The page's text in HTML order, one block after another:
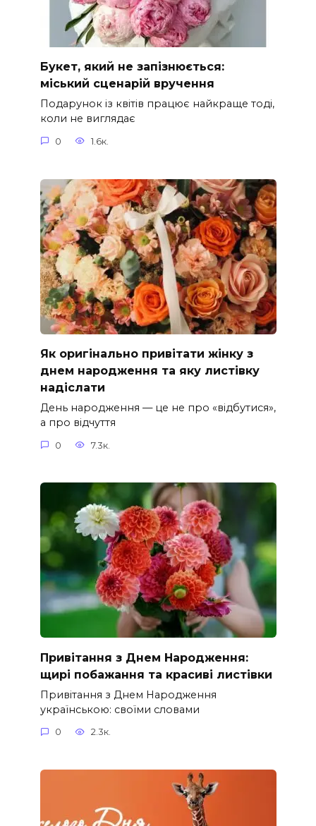
Букет, який не запізнюється:
міський сценарій вручення
Подарунок із квітів працює найкраще тоді,
коли не виглядає
0 1.6к.
Як оригінально привітати жінку з
днем народження та яку листівку
надіслати
День народження — це не про «відбутися»,
а про відчуття
0 7.3к.
Привітання з Днем Народження:
щирі побажання та красиві листівки
Привітання з Днем Народження
українською: своїми словами
0 2.3к.